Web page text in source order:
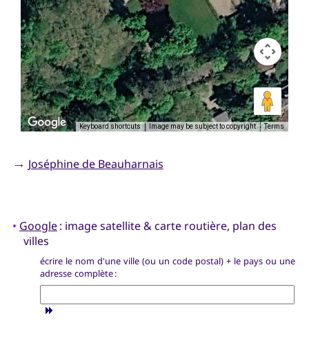
Keyboard shortcuts Image may be subject to copyright Terms
→ Joséphine de Beauharnais
• Google: image satellite & carte routière, plan des
villes
écrire le nom d'une ville (ou un code postal) + le pays ou une
adresse complète :